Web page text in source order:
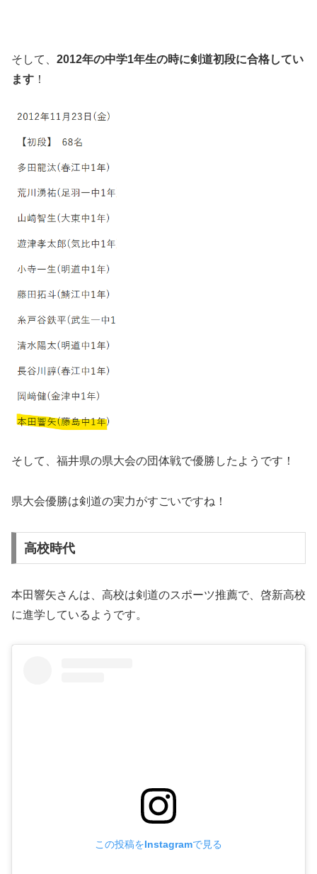
そして、 2012年の中学1年生の時に剣道初段に合格してい
ます ！
そして、福井県の県大会の団体戦で優勝したようです！
県大会優勝は剣道の実力がすごいですね！
高校時代
本田響矢さんは、高校は剣道のスポーツ推薦で、啓新高校
に進学しているようです。
この投稿をInstagramで見る